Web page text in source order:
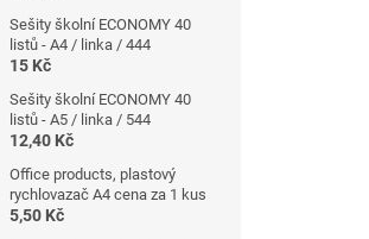
Sešity školní ECONOMY 40
listů - A4 / linka / 444
15 Kč
Sešity školní ECONOMY 40
listů - A5 / linka / 544
12,40 Kč
Office products, plastový
rychlovazač A4 cena za 1 kus
5,50 Kč